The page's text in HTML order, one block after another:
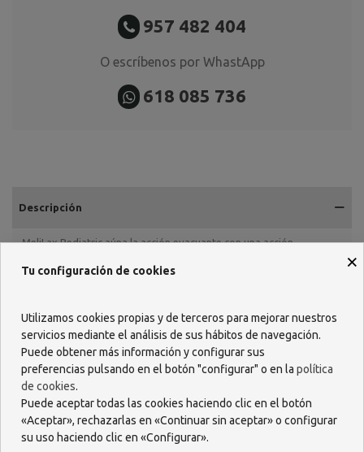
957 482 404
O escríbenos por WhastApp
618 085 736
Descripción
MeliLax Pediatric aúna la acción evacuante con una acción
MeliLax Pediatric ejerce una acción evacuante que induce un
MeliLax Pediatric además, gracias a sus propiedades similares a las
del moco y a su viscosidad, protege la mucosa rectal durante el
paso de las heces.
Estas propiedades especiales, junto con su acción antioxidante,
confieren al producto la capacidad de proteger y en consecuencia
aliviar la mucosa.
ACCIÓN Y DESCRIPCIÓN
Está indicado para el tratamiento del estreñimiento en niños y lactantes,
×
Tu configuración de cookies
Utilizamos cookies propias y de terceros para mejorar nuestros
servicios mediante el análisis de sus hábitos de navegación.
Puede obtener más información y configurar sus
preferencias pulsando en el botón "configurar" o en la política
de cookies.
Puede aceptar todas las cookies haciendo clic en el botón
«Aceptar», rechazarlas en «Continuar sin aceptar» o configurar
su uso haciendo clic en «Configurar».